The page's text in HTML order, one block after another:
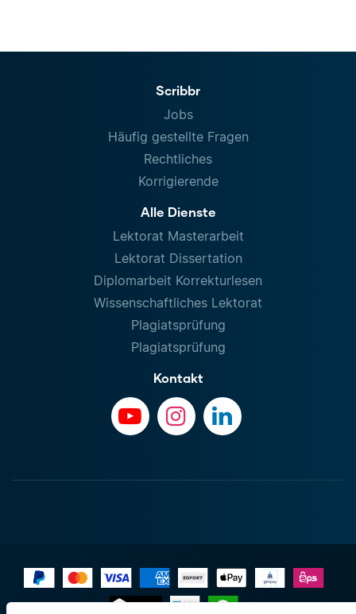
Scribbr
Jobs
Häufig gestellte Fragen
Rechtliches
Korrigierende
Alle Dienste
Lektorat Masterarbeit
Lektorat Dissertation
Diplomarbeit Korrekturlesen
Wissenschaftliches Lektorat
Plagiatsprüfung
Plagiatsprüfung
Kontakt